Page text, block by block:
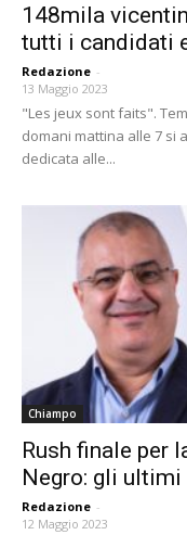
148mila
tutti i candidati
Redazione -
13 Maggio 2023
"Les jeux sont faits".
domani mattina alle 7 si
dedicata alle...
Chiampo
Rush finale per
Negro: gli ultimi
Redazione -
12 Maggio 2023